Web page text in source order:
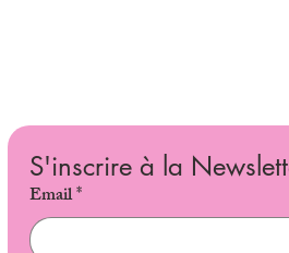
S'inscrire à la
Email*